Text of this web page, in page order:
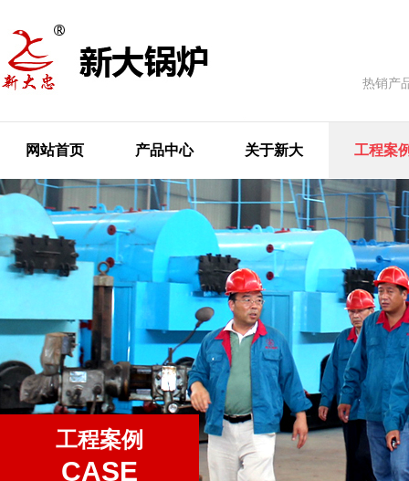
热销产
网站首页 产品中心 关于新大 工程案
工程案例
CASE